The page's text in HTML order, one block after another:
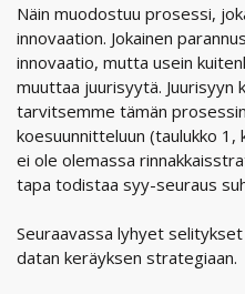
Näin muodostuu prosessi,
innovaation. Jokainen
innovaatio, mutta usein
muuttaa juurisyytä. Juurisyyn
tarvitsemme tämän
koesuunnitteluun (taulukko 1,
ei ole olemassa
tapa todistaa syy-seuraus
Seuraavassa lyhyet
datan keräyksen strategiaan.